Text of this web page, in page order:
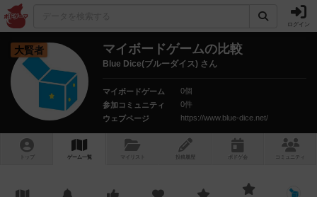
ログイン
大賢者 マイボードゲームの比較
Blue Dice(ブルーダイス) さん
マイボードゲーム
0個
参加コミュニティ
0件
ウェブページ
https://www.blue-dice.net/
トップ ゲーム一覧 マイリスト 投稿履歴 ボ ドゲ コミュニティ